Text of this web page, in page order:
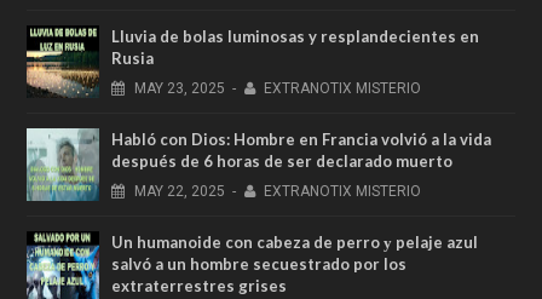
Lluvia de bolas luminosas y resplandecientes en
Rusia
MAY 23, 2025 - EXTRANOTIX MISTERIO
Habló con Dios: Hombre en Francia volvió a la vida
después de 6 horas de ser declarado muerto
MAY 22, 2025 - EXTRANOTIX MISTERIO
Un humanoide con cabeza de perro у pelaje azul
salvó a un hombre secuestrado por los
extraterrestres grises